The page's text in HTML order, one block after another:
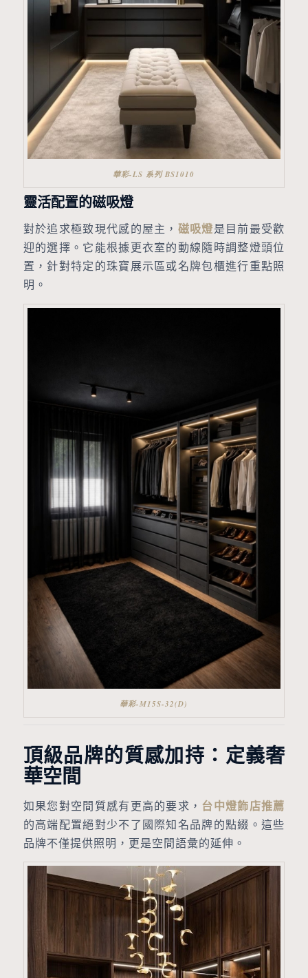
華彩-LS 系列 BS1010
靈活配置的磁吸燈
對於追求極致現代感的屋主， 磁吸燈是目前最受歡
迎的選擇。它能根據更衣室的動線隨時調整燈頭位
置，針對特定的珠寶展示區或名牌包櫃進行重點照
明。
華彩-M15S-32(D)
頂級品牌的質感加持：定義奢
華空間
如果您對空間質感有更高的要求， 台中燈飾店推薦
的高端配置絕對少不了國際知名品牌的點綴。這些
品牌不僅提供照明，更是空間語彙的延伸。